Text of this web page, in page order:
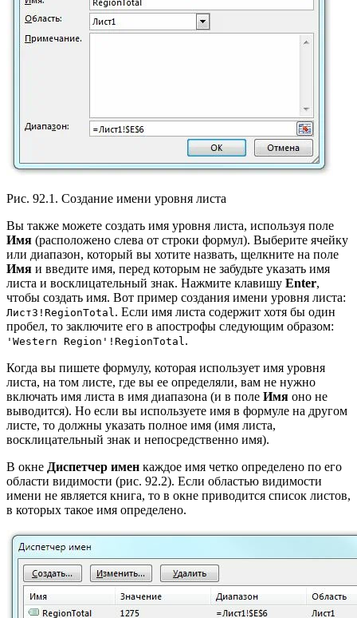
Рис. 92.1. Создание имени уровня листа
Вы также можете создать имя уровня листа, используя поле
Имя (расположено слева от строки формул). Выберите ячейку
или диапазон, который вы хотите назвать, щелкните на поле
Имя и введите имя, перед которым не забудьте указать имя
листа и восклицательный знак. Нажмите клавишу Enter,
чтобы создать имя. Вот пример создания имени уровня листа:
Лист3!RegionTotal . Если имя листа содержит хотя бы один
пробел, то заключите его в апострофы следующим образом:
'Western Region'!RegionTotal .
Когда вы пишете формулу, которая использует имя уровня
листа, на том листе, где вы ее определяли, вам не нужно
включать имя листа в имя диапазона (и в поле Имя оно не
выводится). Но если вы используете имя в формуле на другом
листе, то должны указать полное имя (имя листа,
восклицательный знак и непосредственно имя).
В окне Диспетчер имен каждое имя четко определено по его
области видимости (рис. 92.2). Если областью видимости
имени не является книга, то в окне приводится список листов,
в которых такое имя определено.